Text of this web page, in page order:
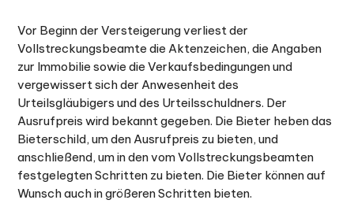
Vor Beginn der Versteigerung verliest der
Vollstreckungsbeamte die Aktenzeichen, die Angaben
zur Immobilie sowie die Verkaufsbedingungen und
vergewissert sich der Anwesenheit des
Urteilsgläubigers und des Urteilsschuldners. Der
Ausrufpreis wird bekannt gegeben. Die Bieter heben das
Bieterschild, um den Ausrufpreis zu bieten, und
anschließend, um in den vom Vollstreckungsbeamten
festgelegten Schritten zu bieten. Die Bieter können auf
Wunsch auch in größeren Schritten bieten.